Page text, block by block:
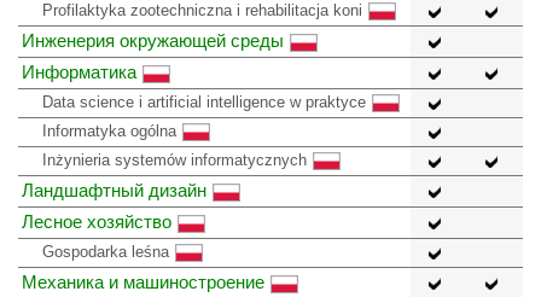
Profilaktyka zootechniczna i rehabilitacja koni
Инженерия окружающей среды
Информатика
Data science i artificial intelligence w praktyce
Informatyka ogólna
Inżynieria systemów informatycznych
Ландшафтный дизайн
Лесное хозяйство
Gospodarka leśna
Механика и машиностроение